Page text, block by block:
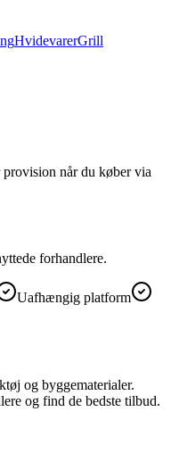
HvidevarerGrill
når du køber via
forhandlere.
Uafhængig platform
og byggematerialer.
og find de bedste tilbud.